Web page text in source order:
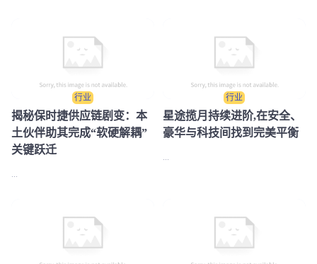
行业
​揭秘保时捷供应链剧变：本
土伙伴助其完成“软硬解耦”
关键跃迁
行业
星途揽月持续进阶,在安全、
豪华与科技间找到完美平衡